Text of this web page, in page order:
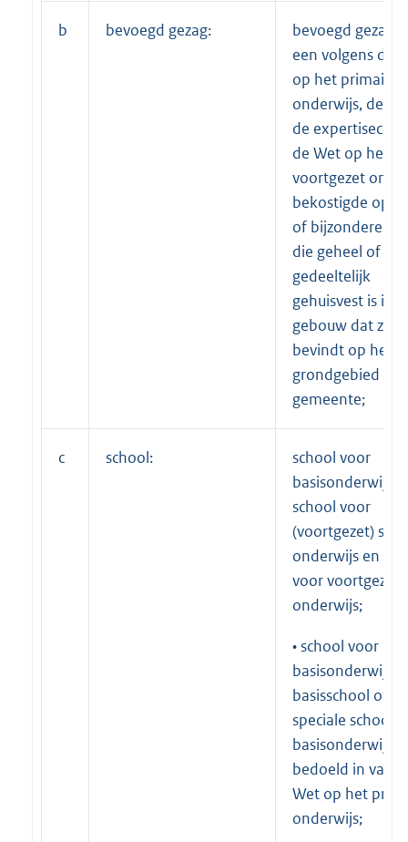
b bevoegd gezag:
bevoegd gezag
een volgens de
op het primair
onderwijs, de
de
de Wet op het
voortgezet
bekostigde
of bijzondere
die geheel of
gedeeltelijk
gehuisvest is in
gebouw dat zich
bevindt op het
grondgebied
gemeente;
c school:
school voor
basisonderwijs,
school voor
(voortgezet)
onderwijs en
voor voortgezet
onderwijs;
• school voor
basisonderwijs:
basisschool of
speciale school
basisonderwijs
bedoeld in van
Wet op het
onderwijs;